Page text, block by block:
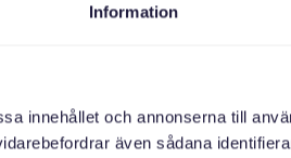
Information
innehållet och annonserna till
även sådana
utforskar och inspireras. Som
smakfull upplevelse!
2 år, samt seniorer.